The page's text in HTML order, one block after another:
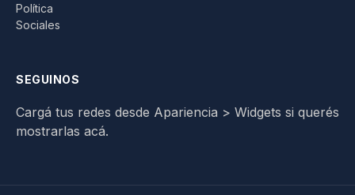
Política
Sociales
SEGUINOS
Cargá tus redes desde Apariencia > Widgets si querés
mostrarlas acá.